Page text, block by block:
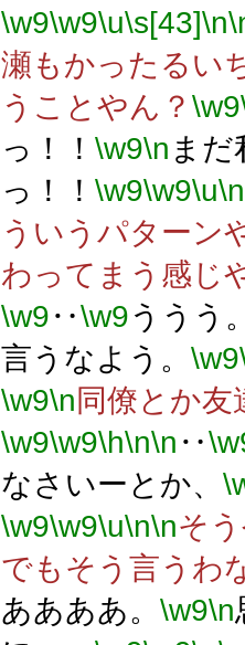
\w9\w9\u\s[43]\n
瀬もかったるい
うことやん？ \w9
っ！！ \w9\n ま
っ！！ \w9\w9\u\n
ういうパターン
わってまう感じ
\w9‥\w9ううう
言うなよう。 \w9
\w9\n同僚とか
\w9\w9\h\n\n ‥
なさいーとか、
\w9\w9\u\n\nそ
でもそう言うわ
ああああ。 \w9\n